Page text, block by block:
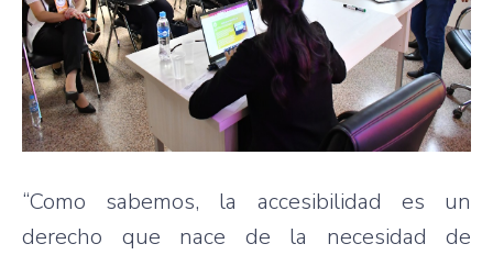
“Como sabemos, la accesibilidad es un
derecho que nace de la necesidad de